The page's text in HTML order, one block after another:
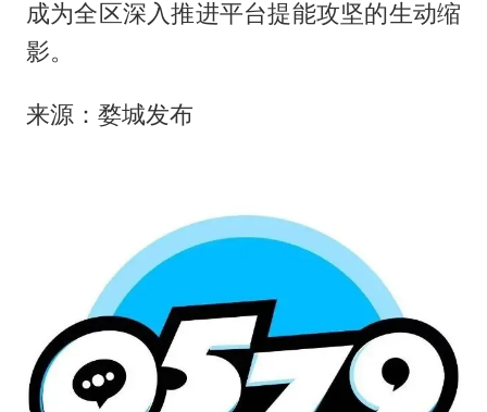
成为全区深入推进平台提能攻坚的生动缩
影。
来源：婺城发布